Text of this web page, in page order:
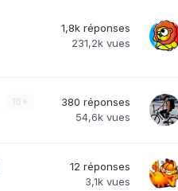
1,8k réponses
231,2k vues
380 réponses
54,6k vues
12 réponses
3,1k vues